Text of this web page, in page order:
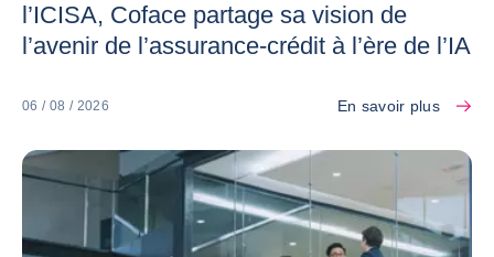
l’ICISA, Coface partage sa vision de
l’avenir de l’assurance-crédit à l’ère de l’IA
06 / 08 / 2026 En savoir plus